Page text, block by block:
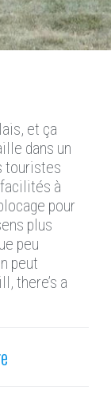
et ça
dans un
touristes
facilités à
pour
plus
peu
peut
there’s a